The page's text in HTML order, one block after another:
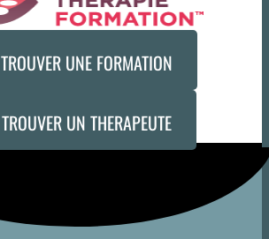
TROUVER UNE FORMATION
TROUVER UN THERAPEUTE